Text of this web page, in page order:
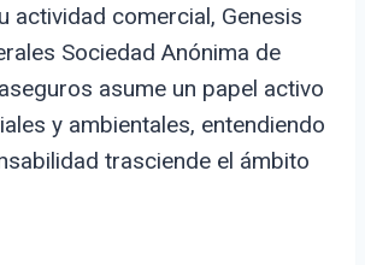
actividad comercial, Genesis
Sociedad Anónima de
asume un papel activo
y ambientales, entendiendo
trasciende el ámbito